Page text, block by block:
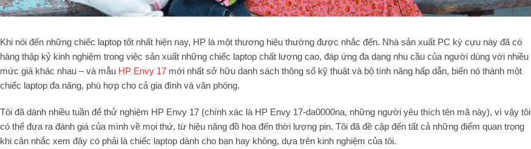
Khi nói đến những chiếc laptop tốt nhất hiện nay, HP là một thương hiệu thường được nhắc đến. Nhà sản xuất PC kỳ cựu này đã có
hàng thập kỷ kinh nghiệm trong việc sản xuất những chiếc laptop chất lượng cao, đáp ứng đa dạng nhu cầu của người dùng với nhiều
mức giá khác nhau – và mẫu HP Envy 17 mới nhất sở hữu danh sách thông số kỹ thuật và bộ tính năng hấp dẫn, biến nó thành một
chiếc laptop đa năng, phù hợp cho cả gia đình và văn phòng.
Tôi đã dành nhiều tuần để thử nghiệm HP Envy 17 (chính xác là HP Envy 17-da0000na, những người yêu thích tên mã này), vì vậy tôi
có thể đưa ra đánh giá của mình về mọi thứ, từ hiệu năng đồ họa đến thời lượng pin. Tôi đã đề cập đến tất cả những điểm quan trọng
khi cân nhắc xem đây có phải là chiếc laptop dành cho bạn hay không, dựa trên kinh nghiệm của tôi.